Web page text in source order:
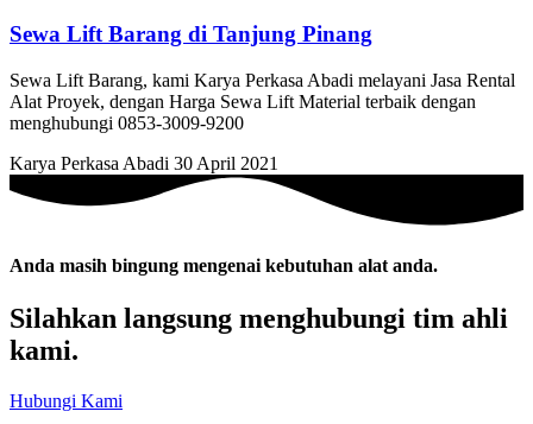
Sewa Lift Barang di Tanjung Pinang
Sewa Lift Barang, kami Karya Perkasa Abadi melayani Jasa Rental
Alat Proyek, dengan Harga Sewa Lift Material terbaik dengan
menghubungi 0853-3009-9200
Karya Perkasa Abadi 30 April 2021
Anda masih bingung mengenai kebutuhan alat anda.
Silahkan langsung menghubungi tim ahli
kami.
Hubungi Kami